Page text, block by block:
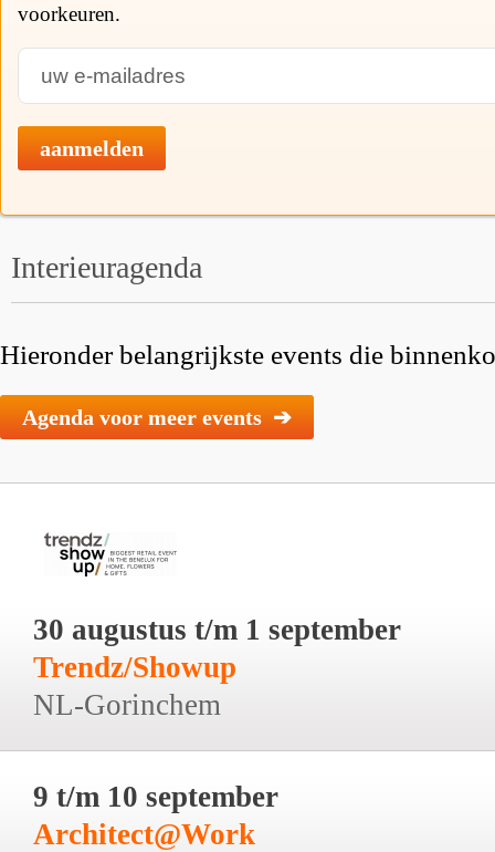
voorkeuren.
aanmelden
Interieuragenda
Hieronder belangrijkste events die
Agenda voor meer events ➔
30 augustus t/m 1 september
Trendz/Showup
NL-Gorinchem
9 t/m 10 september
Architect@Work